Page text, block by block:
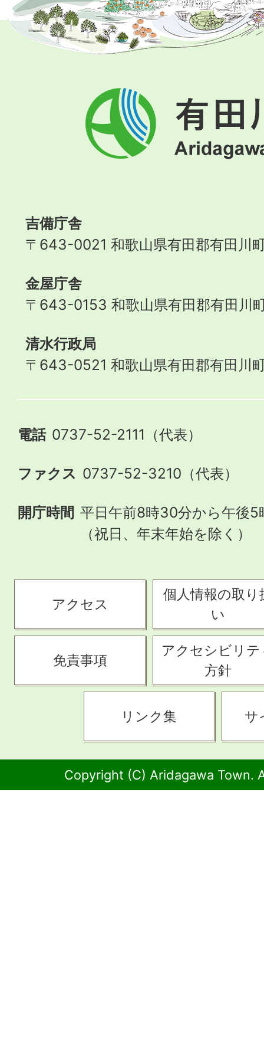
有
田
川
町
吉備庁舎
〒643-0021 和歌山県有田郡有田川
金屋庁舎
〒643-0153 和歌山県有田郡有田川
清水行政局
〒643-0521 和歌山県有田郡有田川
電話 0737-52-2111（代表）
ファクス 0737-52-3210（代表）
開庁時間 平日午前8時30分から午後5
（祝日、年末年始を除く）
アクセス
個人情報の取り
い
免責事項
アクセシビリテ
方針
リンク集 サ
Copyright (C) Aridagawa Town.